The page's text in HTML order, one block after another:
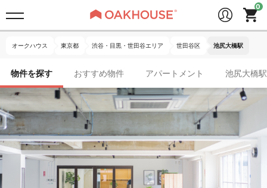
オークハウス 東京都 渋谷・目黒・世田谷エリア 世田谷区 池尻大橋駅
物件を探す おすすめ物件 アパートメント 池尻大橋